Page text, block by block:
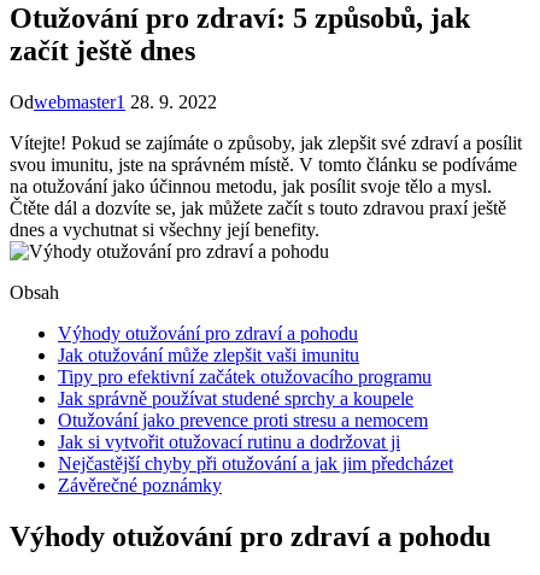
Otužování pro zdraví: 5 způsobů, jak
začít ještě dnes
Odwebmaster1 28. 9. 2022
Vítejte! Pokud se zajímáte o způsoby, jak zlepšit své zdraví a posílit
svou imunitu, jste na správném místě. V tomto článku se podíváme
na otužování jako účinnou metodu, jak posílit svoje tělo a mysl.
Čtěte dál a dozvíte se, jak můžete začít s touto zdravou praxí ještě
dnes a vychutnat si všechny její benefity.
Obsah
Výhody otužování pro zdraví a pohodu
Jak otužování může zlepšit vaši imunitu
Tipy pro efektivní začátek otužovacího programu
Jak správně používat studené sprchy a koupele
Otužování jako prevence proti stresu a nemocem
Jak si vytvořit otužovací rutinu a dodržovat ji
Nejčastější chyby při otužování a jak jim předcházet
Závěrečné poznámky
Výhody otužování pro zdraví a pohodu